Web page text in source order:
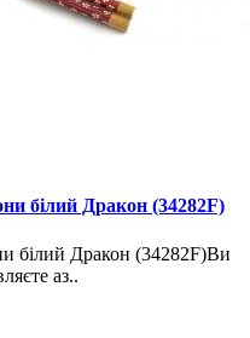
білий Дракон (34282F)
білий Дракон (34282F)Ви
аз..